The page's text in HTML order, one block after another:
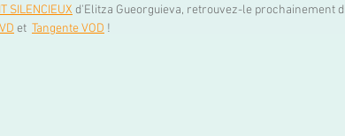
SILENCIEUX d'Elitza Gueorguieva, retrouvez-le prochainement
et Tangente VOD !